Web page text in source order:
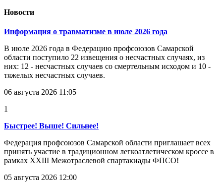
Новости
Информация о травматизме в июле 2026 года
В июле 2026 года в Федерацию профсоюзов Самарской
области поступило 22 извещения о несчастных случаях, из
них: 12 - несчастных случаев со смертельным исходом и 10 -
тяжелых несчастных случаев.
06 августа 2026 11:05
1
Быстрее! Выше! Сильнее!
Федерация профсоюзов Самарской области приглашает всех
принять участие в традиционном легкоатлетическом кроссе в
рамках XXIII Межотраслевой спартакиады ФПСО!
05 августа 2026 12:00